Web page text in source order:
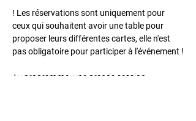
! Les réservations sont uniquement pour
ceux qui souhaitent avoir une table pour
proposer leurs différentes cartes, elle n'est
pas obligatoire pour participer à l'événement !
Au programme, une grande session